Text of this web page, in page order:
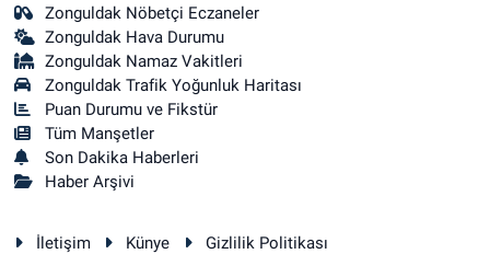
Zonguldak Nöbetçi Eczaneler
Zonguldak Hava Durumu
Zonguldak Namaz Vakitleri
Zonguldak Trafik Yoğunluk Haritası
Puan Durumu ve Fikstür
Tüm Manşetler
Son Dakika Haberleri
Haber Arşivi
İletişim Künye Gizlilik Politikası